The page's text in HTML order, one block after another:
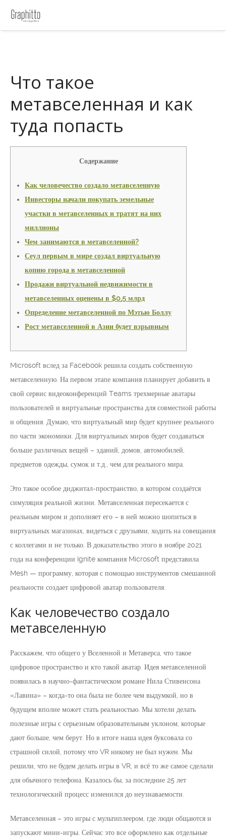
Что такое
метавселенная и как
туда попасть
Содержание
Как человечество создало метавселенную
Инвесторы начали покупать земельные
участки в метавселенных и тратят на них
миллионы
Чем занимаются в метавселенной?
Сеул первым в мире создал виртуальную
копию города в метавселенной
Продажи виртуальной недвижимости в
метавселенных оценены в $0,5 млрд
Определение метавселенной по Мэтью Боллу
Рост метавселенной в Азии будет взрывным
Microsoft вслед за Facebook решила создать собственную
метавселенную. На первом этапе компания планирует добавить в
свой сервис видеоконференций Teams трехмерные аватары
пользователей и виртуальные пространства для совместной работы
и общения. Думаю, что виртуальный мир будет крупнее реального
по части экономики. Для виртуальных миров будет создаваться
больше различных вещей – зданий, домов, автомобилей,
предметов одежды, сумок и т.д., чем для реального мира.
Это такое особое диджитал-пространство, в котором создаётся
симуляция реальной жизни. Метавселенная пересекается с
реальным миром и дополняет его – в ней можно шопиться в
виртуальных магазинах, видеться с друзьями, ходить на совещания
с коллегами и не только. В доказательство этого в ноябре 2021
года на конференции Ignite компания Microsoft представила
Mesh — программу, которая с помощью инструментов смешанной
реальности создает цифровой аватар пользователя.
Как человечество создало
метавселенную
Расскажем, что общего у Вселенной и Метаверса, что такое
цифровое пространство и кто такой аватар. Идея метавселенной
появилась в научно-фантастическом романе Нила Стивенсона
«Лавина» – когда-то она была не более чем выдумкой, но в
будущем вполне может стать реальностью. Мы хотели делать
полезные игры с серьезным образовательным уклоном, которые
дают больше, чем берут. Но в итоге наша идея буксовала со
страшной силой, потому что VR никому не был нужен. Мы
решили, что не будем делать игры в VR, и всё то же самое сделали
для обычного телефона. Казалось бы, за последние 25 лет
технологический процесс изменился до неузнаваемости.
Метавселенная – это игры с мультиплеером, где люди общаются и
запускают мини-игры. Сейчас это все оформлено как отдельные